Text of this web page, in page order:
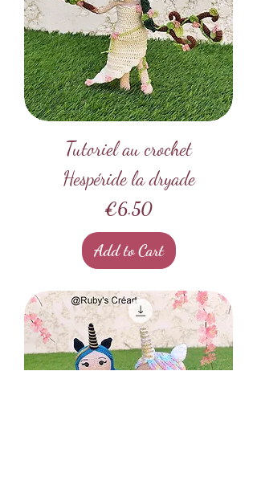
Tutoriel au crochet
Hespéride la dryade
Price
€6.50
Add to Cart